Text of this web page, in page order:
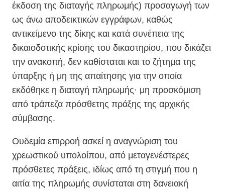
έκδοση της διαταγής πληρωμής) προσαγωγή των
ως άνω αποδεικτικών εγγράφων, καθώς
αντικείμενο της δίκης και κατά συνέπεια της
δικαιοδοτικής κρίσης του δικαστηρίου, που δικάζει
την ανακοπή, δεν καθίσταται και το ζήτημα της
ύπαρξης ή μη της απαίτησης για την οποία
εκδόθηκε η διαταγή πληρωμής· μη προσκόμιση
από τράπεζα πρόσθετης πράξης της αρχικής
σύμβασης.
Ουδεμία επιρροή ασκεί η αναγνώριση του
χρεωστικού υπολοίπου, από μεταγενέστερες
πρόσθετες πράξεις, ιδίως από τη στιγμή που η
αιτία της πληρωμής συνίσταται στη δανειακή